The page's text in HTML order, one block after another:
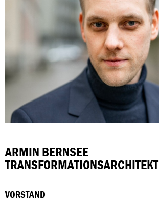
ARMIN BERNSEE
TRANSFORMATIONSARCHITEKT
VORSTAND